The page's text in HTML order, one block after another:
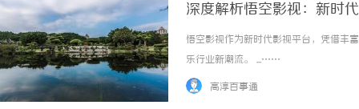
深度解析悟空影视：新时
悟空影视作为新时代影视平台，凭借丰
乐行业新潮流。 ...……
高淳百事通